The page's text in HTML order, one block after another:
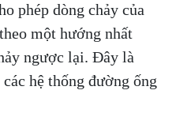
phép dòng chảy của
một hướng nhất
ngược lại. Đây là
hệ thống đường ống